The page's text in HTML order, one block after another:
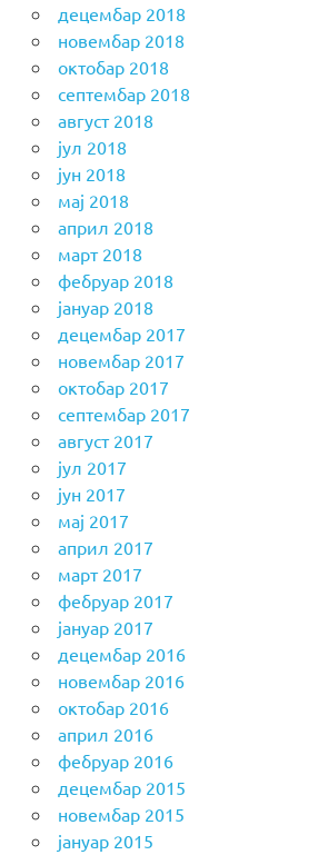
децембар 2018
новембар 2018
октобар 2018
септембар 2018
август 2018
јул 2018
јун 2018
мај 2018
април 2018
март 2018
фебруар 2018
јануар 2018
децембар 2017
новембар 2017
октобар 2017
септембар 2017
август 2017
јул 2017
јун 2017
мај 2017
април 2017
март 2017
фебруар 2017
јануар 2017
децембар 2016
новембар 2016
октобар 2016
април 2016
фебруар 2016
децембар 2015
новембар 2015
јануар 2015